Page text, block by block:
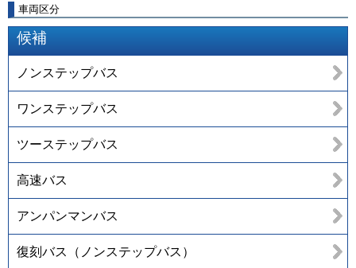
車両区分
候補
ノンステップバス
ワンステップバス
ツーステップバス
高速バス
アンパンマンバス
復刻バス（ノンステップバス）